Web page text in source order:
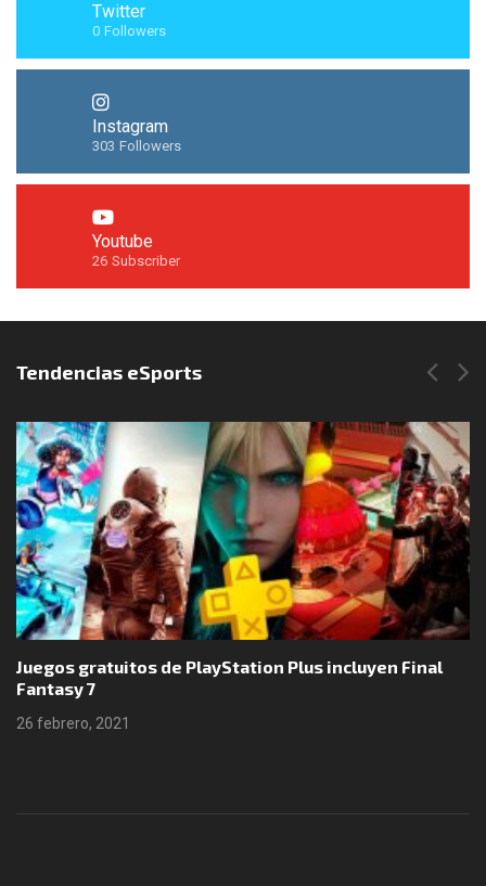
Twitter
0 Followers
Instagram
303 Followers
Youtube
26 Subscriber
Síguenos en Instagram
Tendencias eSports
Final Boomerang X y Neurodeck llegarán a